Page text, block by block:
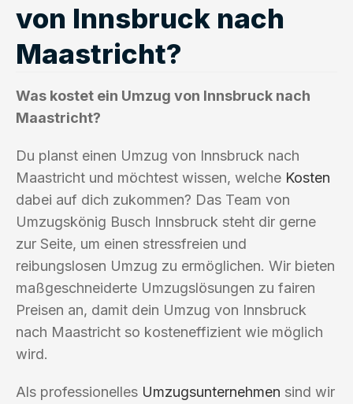
von Innsbruck nach
Maastricht?
Was kostet ein Umzug von Innsbruck nach
Maastricht?
Du planst einen Umzug von Innsbruck nach
Maastricht und möchtest wissen, welche Kosten
dabei auf dich zukommen? Das Team von
Umzugskönig Busch Innsbruck steht dir gerne
zur Seite, um einen stressfreien und
reibungslosen Umzug zu ermöglichen. Wir bieten
maßgeschneiderte Umzugslösungen zu fairen
Preisen an, damit dein Umzug von Innsbruck
nach Maastricht so kosteneffizient wie möglich
wird.
Als professionelles Umzugsunternehmen sind wir